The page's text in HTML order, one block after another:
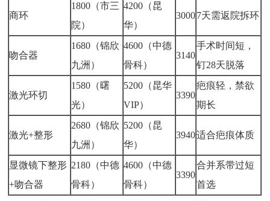
商环
1800（市三
院）
4200（昆
华）
30007天需返院拆环
吻合器
1680（锦欣
九洲）
4600（中德
骨科）
3140
手术时间短，
钉28天脱落
激光环切
1580（曙
光）
5200（昆华
VIP）
3390
疤痕轻，禁欲
期长
激光+整形
2680（锦欣
九洲）
5200（昆
华）
3940适合疤痕体质
显微镜下整形
+吻合器
2180（中德
骨科）
4600（中德
骨科）
3390
合并系带过短
首选